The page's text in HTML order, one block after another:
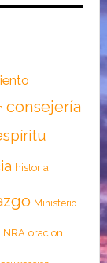
consejería
historia
Ministerio
NRA oracion